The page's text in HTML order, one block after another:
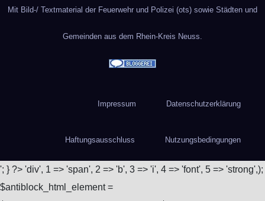
Mit Bild-/ Textmaterial der Feuerwehr und Polizei (ots) sowie Städten und
Gemeinden aus dem Rhein-Kreis Neuss.
Impressum Datenschutzerklärung
Haftungsausschluss Nutzungsbedingungen
'; } ?> 'div', 1 => 'span', 2 => 'b', 3 => 'i', 4 => 'font', 5 => 'strong',);
$antiblock_html_element =